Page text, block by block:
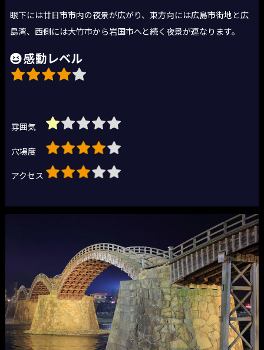
眼下には廿日市市内の夜景が広がり、東方向には広島市街地と広
島湾、西側には大竹市から岩国市へと続く夜景が連なります。
感動レベル
雰囲気
穴場度
アクセス